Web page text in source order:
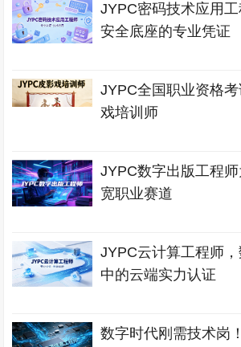
JYPC密码技术应用
安全底座的专业凭证
JYPC全国职业资格
戏培训师
JYPC数字出版工程
宽职业赛道
JYPC云计算工程师
中的云端实力认证
数字时代刚需技术岗